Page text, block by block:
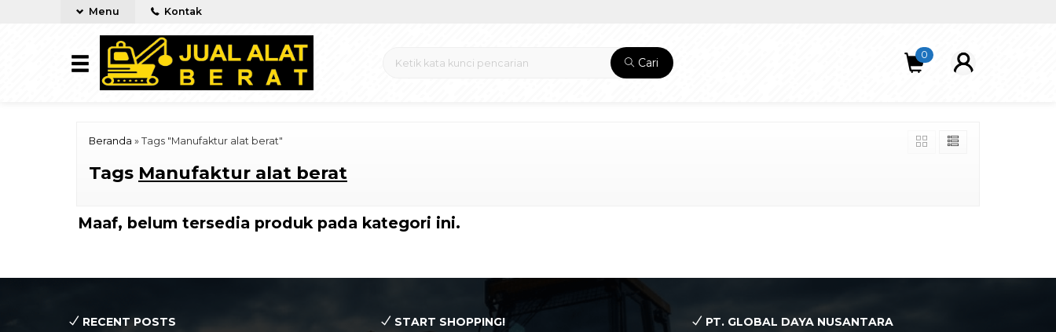
Menu Kontak
Cari
0
Beranda » Tags "Manufaktur alat berat"
Tags Manufaktur alat berat
Maaf, belum tersedia produk pada kategori ini.
RECENT POSTS START SHOPPING! PT. GLOBAL DAYA NUSANTARA